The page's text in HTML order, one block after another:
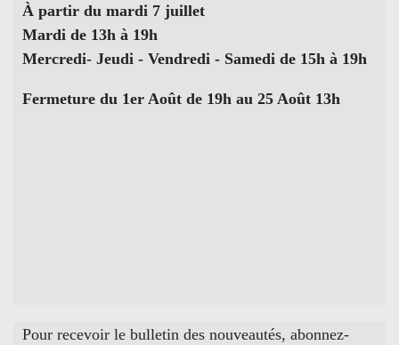
À partir du mardi 7 juillet
Mardi de 13h à 19h
Mercredi- Jeudi - Vendredi - Samedi de 15h à 19h
Fermeture du 1er Août de 19h au 25 Août 13h
Pour recevoir le bulletin des nouveautés, abonnez-